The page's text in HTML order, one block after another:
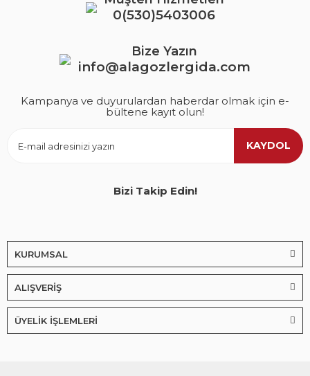
0(530)5403006
Bize Yazın
info@alagozlergida.com
Kampanya ve duyurulardan haberdar olmak için e-
bültene kayıt olun!
KAYDOL
Bizi Takip Edin!
KURUMSAL
ALIŞVERİŞ
ÜYELİK İŞLEMLERİ